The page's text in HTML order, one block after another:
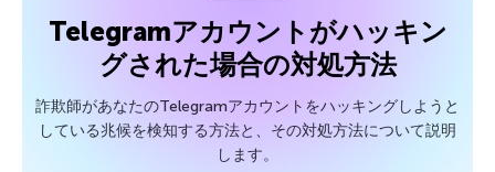
Telegramアカウントがハッキン
グされた場合の対処方法
詐欺師があなたのTelegramアカウントをハッキングしようと
している兆候を検知する方法と、その対処方法について説明
します。